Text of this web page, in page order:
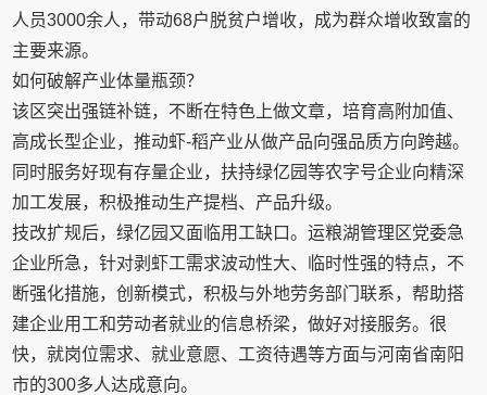
人员3000余人，带动68户脱贫户增收，成为群众增收致富的
主要来源。
如何破解产业体量瓶颈？
该区突出强链补链，不断在特色上做文章，培育高附加值、
高成长型企业，推动虾-稻产业从做产品向强品质方向跨越。
同时服务好现有存量企业，扶持绿亿园等农字号企业向精深
加工发展，积极推动生产提档、产品升级。
技改扩规后，绿亿园又面临用工缺口。运粮湖管理区党委急
企业所急，针对剥虾工需求波动性大、临时性强的特点，不
断强化措施，创新模式，积极与外地劳务部门联系，帮助搭
建企业用工和劳动者就业的信息桥梁，做好对接服务。很
快，就岗位需求、就业意愿、工资待遇等方面与河南省南阳
市的300多人达成意向。